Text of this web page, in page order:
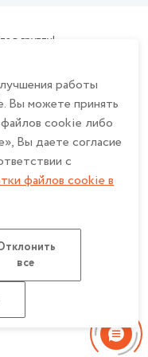
в ОАО
в ОАО
приложений ОАО
банковской
в группу!
Лайн
Cookie
работы
Вы можете принять
файлов cookie либо
Вы даете согласие
с
файлов cookie в
все